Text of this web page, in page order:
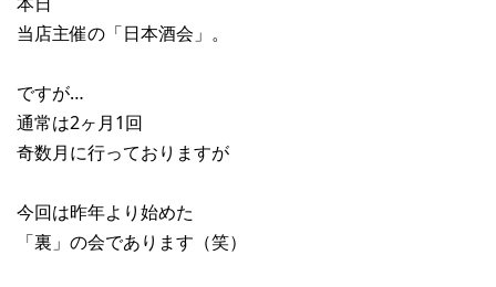
当店主催の「日本酒会」。
ですが…
通常は2ヶ月1回
奇数月に行っておりますが
今回は昨年より始めた
「裏」の会であります（笑）